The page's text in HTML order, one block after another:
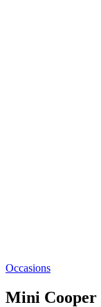
Occasions
Mini Cooper